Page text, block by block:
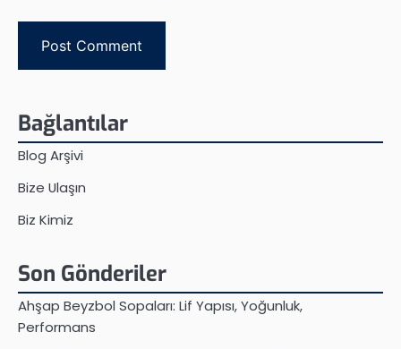
Bağlantılar
Blog Arşivi
Bize Ulaşın
Biz Kimiz
Son Gönderiler
Ahşap Beyzbol Sopaları: Lif Yapısı, Yoğunluk,
Performans